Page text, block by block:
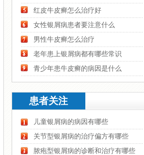
红皮牛皮癣怎么治疗好
女性银屑病患者要注意什么
男性牛皮癣怎么治疗
老年患上银屑病都有哪些常识
青少年患牛皮癣的病因是什么
患者关注
儿童银屑病的病因有哪些
关节型银屑病的治疗偏方有哪些
脓疱型银屑病的诊断和治疗有哪些